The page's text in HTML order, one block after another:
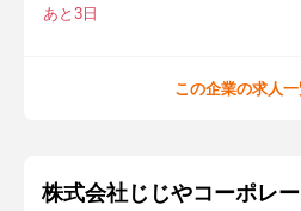
あと3日
この企業の求人
株式会社じじやコーポレ